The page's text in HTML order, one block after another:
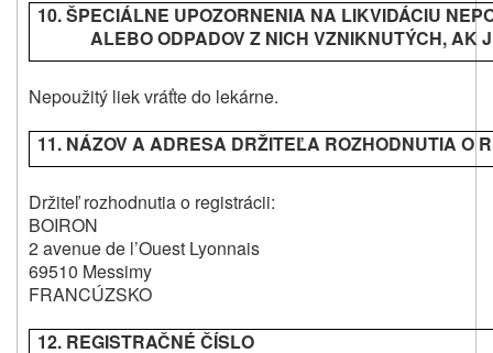
10. ŠPECIÁLNE UPOZORNENIA NA LIKVIDÁCIU
ALEBO ODPADOV Z NICH VZNIKNUTÝCH, AK
Nepoužitý liek vráťte do lekárne.
11. NÁZOV A ADRESA DRŽITEĽA ROZHODNUTIA O
Držiteľ rozhodnutia o registrácii:
BOIRON
2 avenue de l’Ouest Lyonnais
69510 Messimy
FRANCÚZSKO
12. REGISTRAČNÉ ČÍSLO